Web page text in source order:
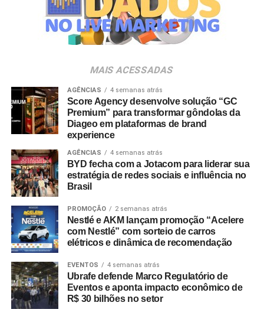
disponível por tempo limitado em todos os restaurantes
da rede até 31 de agosto de 2026, ou enquanto durarem
os estoques nas unidades.
MAIS ACESSADAS
AGÊNCIAS 4 semanas atrás
Score Agency desenvolve solução “GC
Premium” para transformar gôndolas da
Diageo em plataformas de brand
experience
AGÊNCIAS 4 semanas atrás
BYD fecha com a Jotacom para liderar sua
estratégia de redes sociais e influência no
Brasil
PROMOÇÃO 2 semanas atrás
Nestlé e AKM lançam promoção “Acelere
com Nestlé” com sorteio de carros
elétricos e dinâmica de recomendação
EVENTOS 4 semanas atrás
Ubrafe defende Marco Regulatório de
Eventos e aponta impacto econômico de
R$ 30 bilhões no setor